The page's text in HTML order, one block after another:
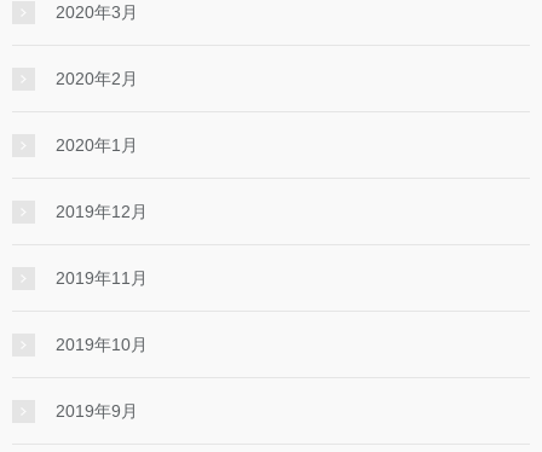
2020年3月
2020年2月
2020年1月
2019年12月
2019年11月
2019年10月
2019年9月